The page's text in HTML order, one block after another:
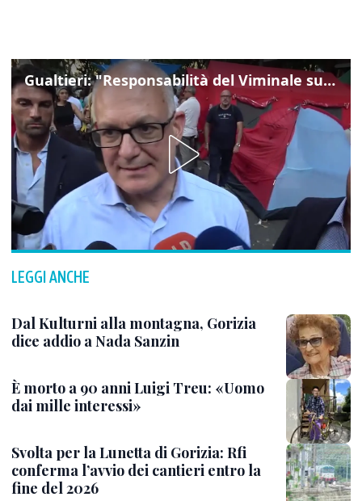
Gualtieri: "Responsabilità del Viminale su Spin Time? La posizione dei partiti è nota"
LEGGI ANCHE
Dal Kulturni alla montagna, Gorizia
dice addio a Nada Sanzin
È morto a 90 anni Luigi Treu: «Uomo
dai mille interessi»
Svolta per la Lunetta di Gorizia: Rfi
conferma l’avvio dei cantieri entro la
fine del 2026